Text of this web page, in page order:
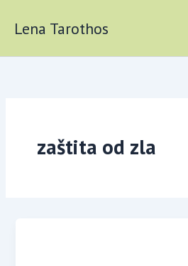
Lena Tarothos
zaštita od zla